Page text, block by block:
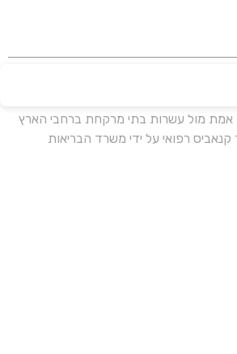
אמת מול עשרות בתי מרקחת ברחבי הארץ
קנאביס רפואי על ידי משרד הבריאות